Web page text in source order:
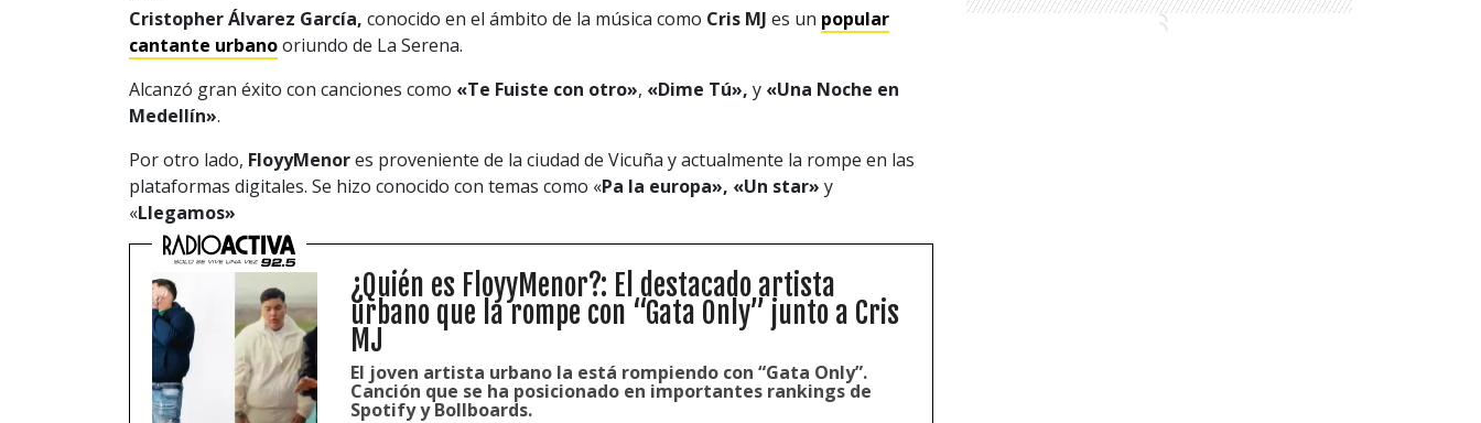
Cristopher Álvarez García, conocido en el ámbito de la música como Cris MJ es un popular
cantante urbanooriundo de La Serena.
Alcanzó gran éxito con canciones como «Te Fuiste con otro», «Dime Tú», y «Una Noche en
Medellín».
Por otro lado, FloyyMenores proveniente de la ciudad de Vicuña y actualmente la rompe en las
plataformas digitales. Se hizo conocido con temas como «Pa la europa», «Un star» y
«Llegamos»
¿Quién es FloyyMenor?: El destacado artista
urbano que la rompe con “Gata Only” junto a Cris
MJ
El joven artista urbano la está rompiendo con “Gata Only”.
Canción que se ha posicionado en importantes rankings de
Spotify y Bollboards.